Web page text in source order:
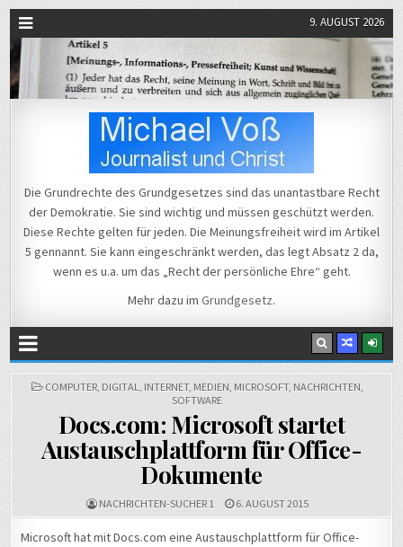
9. AUGUST 2026
Michael Voß
Die Grundrechte des Grundgesetzes sind das unantastbare Recht
der Demokratie. Sie sind wichtig und müssen geschützt werden.
Diese Rechte gelten für jeden. Die Meinungsfreiheit wird im Artikel
5 gennannt. Sie kann eingeschränkt werden, das legt Absatz 2 da,
wenn es u.a. um das „Recht der persönliche Ehre“ geht.
Mehr dazu im Grundgesetz.
POSTED
COMPUTER, DIGITAL, INTERNET, MEDIEN, MICROSOFT, NACHRICHTEN,
SOFTWARE
Docs.com: Microsoft startet
Austauschplattform für Office-
Dokumente
NACHRICHTEN-SUCHER 1 6. AUGUST 2015
Microsoft hat mit Docs.com eine Austauschplattform für Office-